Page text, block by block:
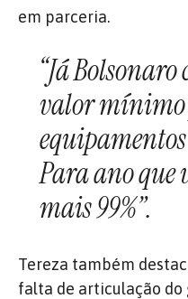
em parceria.
“Já
valor mínimo
Para ano que
mais 99%”.
Tereza também
falta de articulação do